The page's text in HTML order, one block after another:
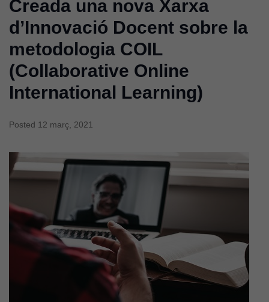
Creada una nova Xarxa
d’Innovació Docent sobre la
metodologia COIL
(Collaborative Online
International Learning)
Posted 12 març, 2021